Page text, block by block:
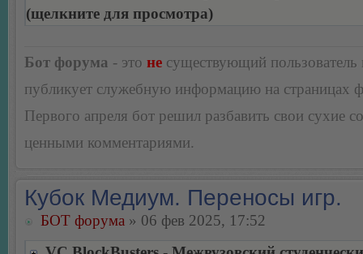
(щелкните для просмотра)
Бот форума - это не существующий пользователь
публикует служебную информацию на страницах
Первого апреля бот решил разбавить свои сухие
ценными комментариями.
Кубок Медиум. Переносы игр.
БОТ форума » 06 фев 2025, 17:52